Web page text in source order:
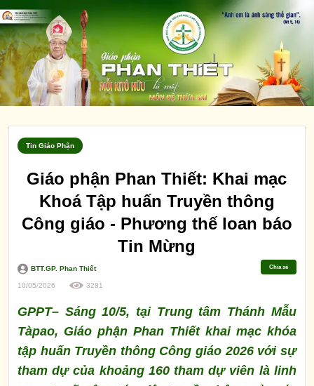
Tin Giáo Phận
Giáo phận Phan Thiết: Khai mạc
Khoá Tập huấn Truyền thông
Công giáo - Phương thế loan báo
Tin Mừng
BTT.GP. Phan Thiết
10/05/2026 3281
Chia sẻ
GPPT– Sáng 10/5, tại Trung tâm Thánh Mẫu
Tàpao, Giáo phận Phan Thiết khai mạc khóa
tập huấn Truyền thông Công giáo 2026 với sự
tham dự của khoảng 160 tham dự viên là linh